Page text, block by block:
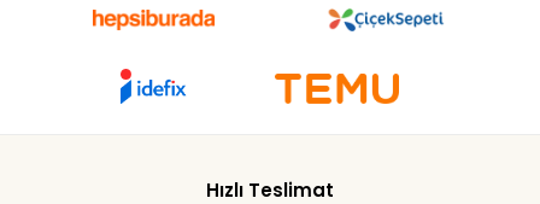
Hızlı Teslimat